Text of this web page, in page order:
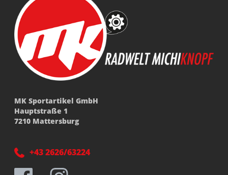
MK Sportartikel GmbH
Hauptstraße 1
7210 Mattersburg
+43 2626/63224